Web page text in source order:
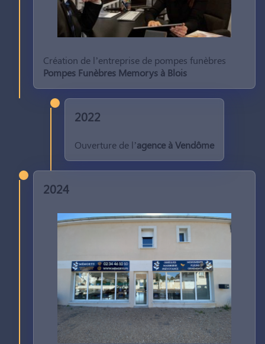
Création de l’entreprise de pompes funèbres
Pompes Funèbres Memorys à Blois
2022
Ouverture de l’agence à Vendôme
2024